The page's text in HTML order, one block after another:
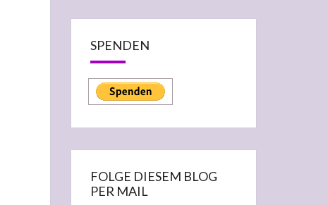
SPENDEN
FOLGE DIESEM BLOG
PER MAIL